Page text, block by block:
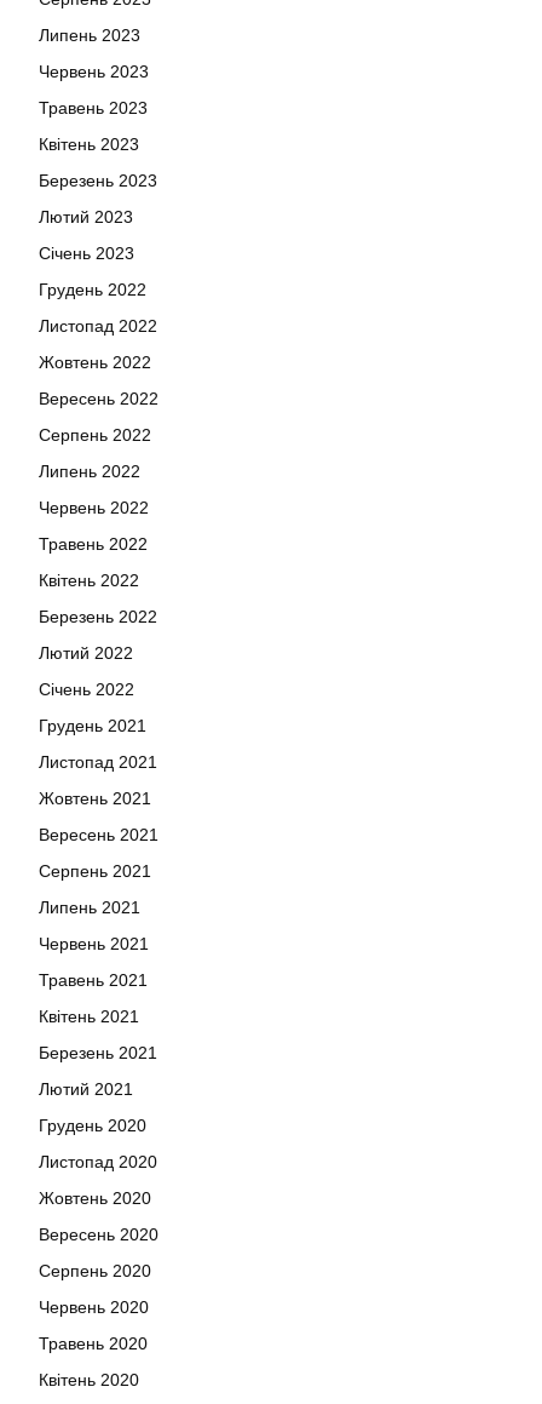
Липень 2023
Червень 2023
Травень 2023
Квітень 2023
Березень 2023
Лютий 2023
Січень 2023
Грудень 2022
Листопад 2022
Жовтень 2022
Вересень 2022
Серпень 2022
Липень 2022
Червень 2022
Травень 2022
Квітень 2022
Березень 2022
Лютий 2022
Січень 2022
Грудень 2021
Листопад 2021
Жовтень 2021
Вересень 2021
Серпень 2021
Липень 2021
Червень 2021
Травень 2021
Квітень 2021
Березень 2021
Лютий 2021
Грудень 2020
Листопад 2020
Жовтень 2020
Вересень 2020
Серпень 2020
Червень 2020
Травень 2020
Квітень 2020